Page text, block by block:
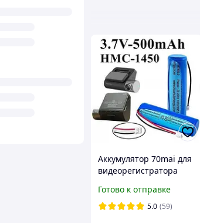
Аккумулятор 70mai для
видеорегистратора
A500S, A200, A800S, 02,
08 Lite замена батареи
Готово к отправке
5.0 (59)